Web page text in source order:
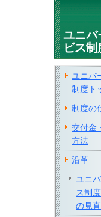
ユニバ
ビス制
ユニバ
制度ト
制度の
交付金
方法
沿革
ユニ
ス制
の見